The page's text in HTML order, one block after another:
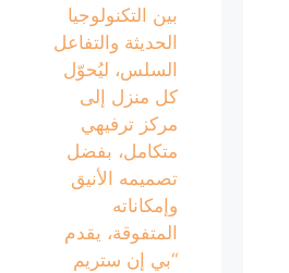
بين التكنولوجيا
الحديثة والتفاعل
السلس، ليُحوّل
كل منزل إلى
مركز ترفيهي
متكامل، بفضل
تصميمه الأنيق
وإمكاناته
المتفوقة، يقدم
“بي إن ستريم